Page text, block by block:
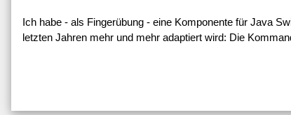
Ich habe - als Fingerübung - eine Komponente für Java
letzten Jahren mehr und mehr adaptiert wird: Die